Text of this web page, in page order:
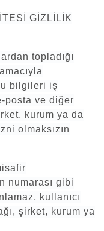
GİZLİLİK
topladığı
bilgileri iş
posta ve diğer
kurum ya da
olmaksızın
numarası gibi
kullanıcı
şirket, kurum ya